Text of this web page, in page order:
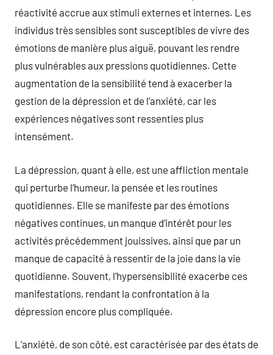
réactivité accrue aux stimuli externes et internes. Les
individus très sensibles sont susceptibles de vivre des
émotions de manière plus aiguë, pouvant les rendre
plus vulnérables aux pressions quotidiennes. Cette
augmentation de la sensibilité tend à exacerber la
gestion de la dépression et de l’anxiété, car les
expériences négatives sont ressenties plus
intensément.
La dépression, quant à elle, est une affliction mentale
qui perturbe l’humeur, la pensée et les routines
quotidiennes. Elle se manifeste par des émotions
négatives continues, un manque d’intérêt pour les
activités précédemment jouissives, ainsi que par un
manque de capacité à ressentir de la joie dans la vie
quotidienne. Souvent, l’hypersensibilité exacerbe ces
manifestations, rendant la confrontation à la
dépression encore plus compliquée.
L’anxiété, de son côté, est caractérisée par des états de